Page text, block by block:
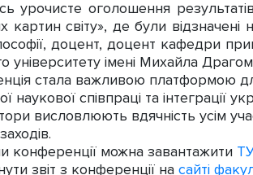
урочисте оголошення
картин світу», де були
доцент, доцент кафедри
університету імені Михайла
стала важливою платформою
наукової співпраці та інтеграції
висловлюють вдячність усім
конференції можна завантажити
звіт з конференції на сайті